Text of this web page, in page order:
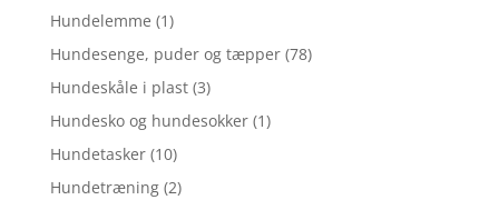
Hundelemme (1)
Hundesenge, puder og tæpper (78)
Hundeskåle i plast (3)
Hundesko og hundesokker (1)
Hundetasker (10)
Hundetræning (2)